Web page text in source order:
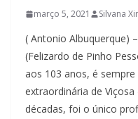
março 5, 2021 Silvana
( Antonio Albuquerque)
(Felizardo de Pinho
aos 103 anos, é
extraordinária de
décadas, foi o único